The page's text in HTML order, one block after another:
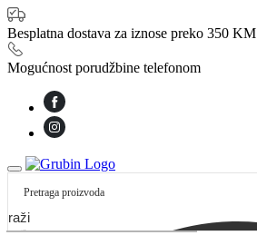
Besplatna dostava za iznose preko 350 KM
Mogućnost porudžbine telefonom